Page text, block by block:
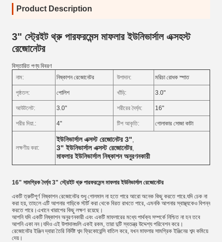
Product Description
3" স্ট্রেইট থ্রু পারফরমেন্স মাফলার ইউনিভার্সাল এক্সহস্ট
রেজোনেটর
বিস্তারিত পণ্য বিবরণ
নাম:
নিষ্কাশন রেজোনেটর উপাদান: মরিচা রোধক স্পাত
পৃষ্ঠতল: পোলিশ খাঁড়ি: 3.0"
আউটলেট: 3.0" শরীরের দৈর্ঘ্য: 16"
শরীর দিয়া.: 4" টিপ আকৃতি: গোলাকার সোজা কাটা
লক্ষণীয় করা:
ইউনিভার্সাল এক্সস্ট রেজোনেটর 3",
3" ইউনিভার্সাল এক্সস্ট রেজোনেটর,
মাফলার ইউনিভার্সাল নিষ্কাশন অনুরণনকারী
16" সামগ্রিক দৈর্ঘ্য 3" স্ট্রেইট থ্রু পারফরমেন্স মাফলার ইউনিভার্সাল রেজোনেটর
একটি ত্রুটিপূর্ণ নিষ্কাশন রেজোনেটর শুধু গোলমাল না হতে পারে আরো অনেক কিছু করতে পারে.যদি চেক না
করা হয়, তাহলে এটি আপনার গাড়িকে স্টার্ট করা থেকে বিরত রাখতে পারে, এমনকি আপনার স্বাস্থ্যকেও বিপন্ন
করতে পারে।এখানে খারাপের কিছু লক্ষণ রয়েছে।
আপনি যদি একটি নিষ্কাশন অনুরণনকারী এবং একটি মাফলারের মধ্যে পার্থক্য সম্পর্কে নিশ্চিত না হন তবে
আপনি একা নন।যদিও এই উপাদানগুলি একই রকম, তারা দুটি স্বতন্ত্র উদ্দেশ্য পরিবেশন করে।
রেজোনেটর ইঞ্জিন দ্বারা তৈরি নির্দিষ্ট শব্দ ফ্রিকোয়েন্সি বাতিল করে, যখন মাফলার সামগ্রিক ইঞ্জিনের শব্দ কমিয়ে
দেয়।